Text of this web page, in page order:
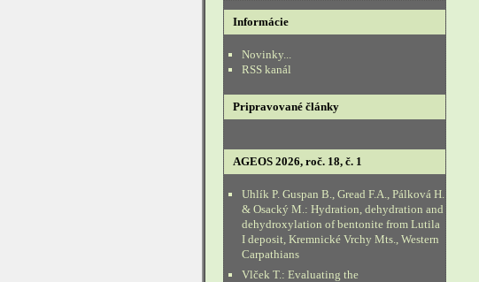
Informácie
Novinky...
RSS kanál
Pripravované články
AGEOS 2026, roč. 18, č. 1
Uhlík P. Guspan B., Gread F.A., Pálková H.
& Osacký M.: Hydration, dehydration and
dehydroxylation of bentonite from Lutila
I deposit, Kremnické Vrchy Mts., Western
Carpathians
Vlček T.: Evaluating the